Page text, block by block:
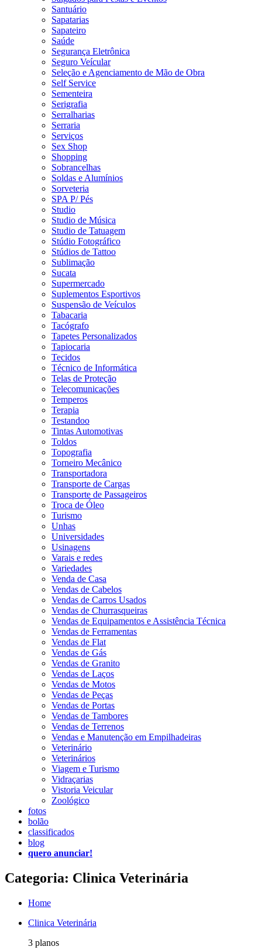
Santuário
Sapatarias
Sapateiro
Saúde
Segurança Eletrônica
Seguro Veícular
Seleção e Agenciamento de Mão de Obra
Self Service
Sementeira
Serigrafia
Serralharias
Serraria
Serviços
Sex Shop
Shopping
Sobrancelhas
Soldas e Alumínios
Sorveteria
SPA P/ Pés
Studio
Studio de Música
Studio de Tatuagem
Stúdio Fotográfico
Stúdios de Tattoo
Sublimação
Sucata
Supermercado
Suplementos Esportivos
Suspensão de Veículos
Tabacaria
Tacógrafo
Tapetes Personalizados
Tapiocaria
Tecidos
Técnico de Informática
Telas de Proteção
Telecomunicações
Temperos
Terapia
Testandoo
Tintas Automotivas
Toldos
Topografia
Torneiro Mecânico
Transportadora
Transporte de Cargas
Transporte de Passageiros
Troca de Óleo
Turismo
Unhas
Universidades
Usinagens
Varais e redes
Variedades
Venda de Casa
Vendas de Cabelos
Vendas de Carros Usados
Vendas de Churrasqueiras
Vendas de Equipamentos e Assistência Técnica
Vendas de Ferramentas
Vendas de Flat
Vendas de Gás
Vendas de Granito
Vendas de Laços
Vendas de Motos
Vendas de Peças
Vendas de Portas
Vendas de Tambores
Vendas de Terrenos
Vendas e Manutenção em Empilhadeiras
Veterinário
Veterinários
Viagem e Turismo
Vidraçarias
Vistoria Veicular
Zoológico
fotos
bolão
classificados
blog
quero anunciar!
Categoria: Clinica Veterinária
Home
Clinica Veterinária
3 planos